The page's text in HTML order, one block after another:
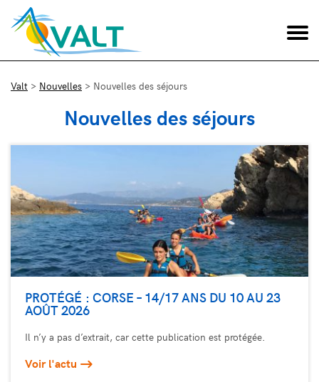
Valt > Nouvelles > Nouvelles des séjours
Nouvelles des séjours
PROTÉGÉ : CORSE – 14/17 ANS DU 10 AU 23
AOÛT 2026
Il n’y a pas d’extrait, car cette publication est protégée.
Voir l'actu